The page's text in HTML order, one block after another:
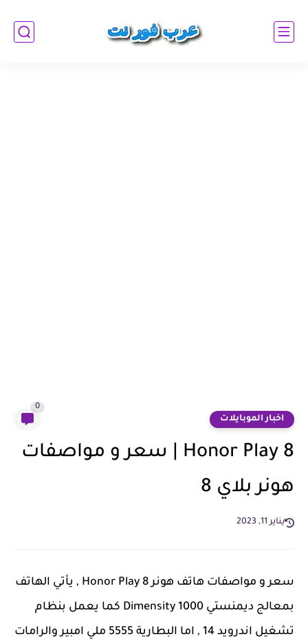
اخبار الموبايلات
0
Honor Play 8 | سعر و مواصفات
هونر بلاي 8
يناير 11, 2023
سعر و مواصفات هاتف هونر Honor Play 8 , يأتي الهاتف
بمعالج ديمنستي Dimensity 1000 كما يعمل بنظام
تشغيل اندرويد 14 , اما البطارية 5555 ملي امبير والرامات